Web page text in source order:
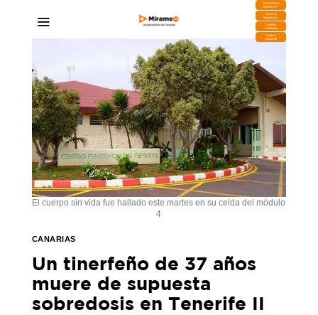
DESCARGA
MIRAPLAY
Buzón de
Sugerencias
Contratar
Publicidad
Contacto
Comercial
El cuerpo sin vida fue hallado este martes en su celda del módulo
4
CANARIAS
Un tinerfeño de 37 años
muere de supuesta
sobredosis en Tenerife II